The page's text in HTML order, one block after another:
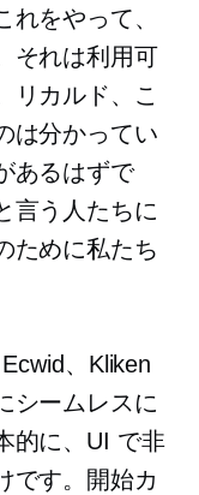
をやって、
それは利用可
リカルド、こ
は分かってい
あるはずで
言う人たちに
ために私たち
、Kliken
シームレスに
的に、UI で非
です。開始カ